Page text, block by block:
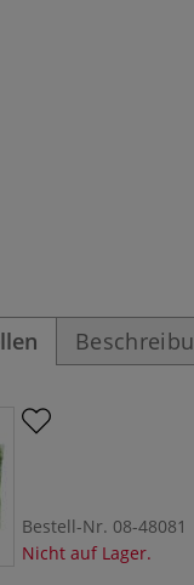
Bestell-Nr. 08-48081
Nicht auf Lager.